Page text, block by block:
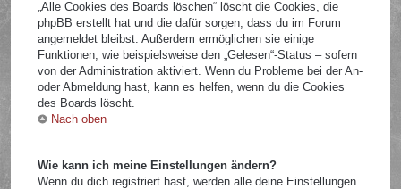
„Alle Cookies des Boards löschen“ löscht die Cookies, die
phpBB erstellt hat und die dafür sorgen, dass du im Forum
angemeldet bleibst. Außerdem ermöglichen sie einige
Funktionen, wie beispielsweise den „Gelesen“-Status – sofern
von der Administration aktiviert. Wenn du Probleme bei der An-
oder Abmeldung hast, kann es helfen, wenn du die Cookies
des Boards löscht.
Nach oben
Wie kann ich meine Einstellungen ändern?
Wenn du dich registriert hast, werden alle deine Einstellungen